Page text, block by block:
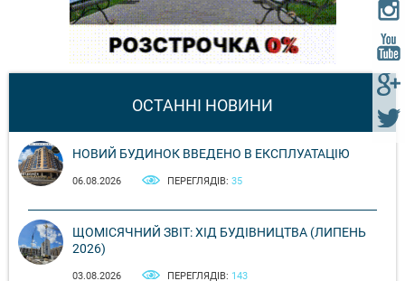
ОСТАННІ НОВИНИ
НОВИЙ БУДИНОК ВВЕДЕНО В ЕКСПЛУАТАЦІЮ
06.08.2026 ПЕРЕГЛЯДІВ: 35
ЩОМІСЯЧНИЙ ЗВІТ: ХІД БУДІВНИЦТВА (ЛИПЕНЬ
2026)
03.08.2026 ПЕРЕГЛЯДІВ: 143